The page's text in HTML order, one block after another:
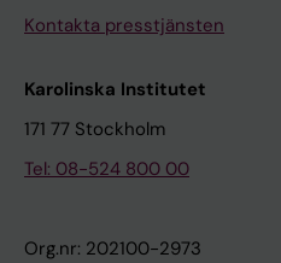
Kontakta presstjänsten
Karolinska Institutet
171 77 Stockholm
Tel: 08-524 800 00
Org.nr: 202100-2973